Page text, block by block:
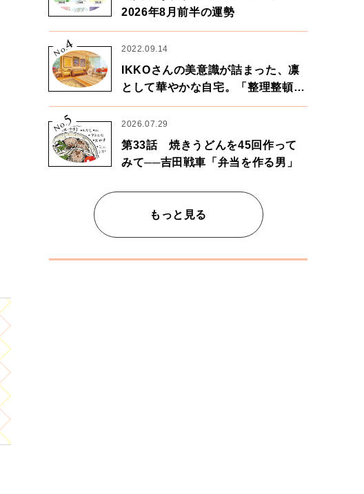
2026年8月前半の運勢
No.
4 2022.09.14
IKKOさんの美意識が詰まった、凛
として華やかな自宅。「整理整頓は
心のリズムが乱されないための作
業」。
No.
5 2026.07.29
第33話 焼きうどんを45回作って
みて──吉田戦車「弁当を作る男」
もっと見る